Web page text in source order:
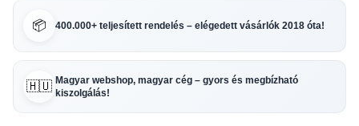
📦 400.000+ teljesített rendelés – elégedett vásárlók 2018 óta!
🇭🇺 Magyar webshop, magyar cég – gyors és megbízható
kiszolgálás!